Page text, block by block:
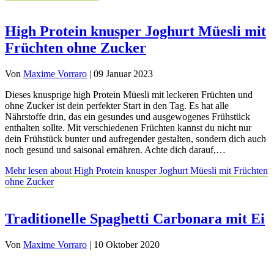
High Protein knusper Joghurt Müesli mit
Früchten ohne Zucker
Von Maxime Vorraro | 09 Januar 2023
Dieses knusprige high Protein Müesli mit leckeren Früchten und
ohne Zucker ist dein perfekter Start in den Tag. Es hat alle
Nährstoffe drin, das ein gesundes und ausgewogenes Frühstück
enthalten sollte. Mit verschiedenen Früchten kannst du nicht nur
dein Frühstück bunter und aufregender gestalten, sondern dich auch
noch gesund und saisonal ernähren. Achte dich darauf,…
Mehr lesen about High Protein knusper Joghurt Müesli mit Früchten
ohne Zucker
Traditionelle Spaghetti Carbonara mit Ei
Von Maxime Vorraro | 10 Oktober 2020